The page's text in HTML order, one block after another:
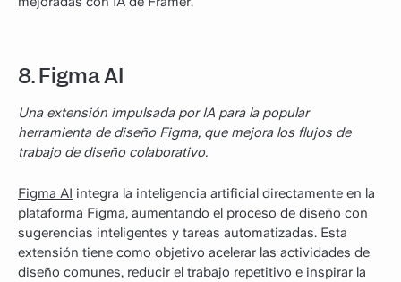
8. Figma AI
Una extensión impulsada por IA para la popular
herramienta de diseño Figma, que mejora los flujos de
trabajo de diseño colaborativo.
Figma AI integra la inteligencia artificial directamente en la
plataforma Figma, aumentando el proceso de diseño con
sugerencias inteligentes y tareas automatizadas. Esta
extensión tiene como objetivo acelerar las actividades de
diseño comunes, reducir el trabajo repetitivo e inspirar la